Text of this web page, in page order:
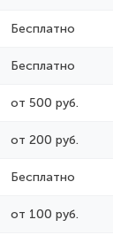
Бесплатно
Бесплатно
от 500 руб.
от 200 руб.
Бесплатно
от 100 руб.